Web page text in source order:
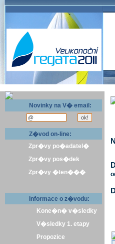
Novinky na V� email:
Z�vod on-line:
Zpr�vy po�adatel�
Zpr�vy pos�dek
Zpr�vy �ten���
Informace o z�vodu:
Kone�n� v�sledky
V�sledky 1. etapy
Propozice